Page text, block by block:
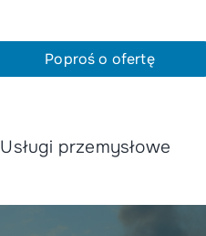
Poproś o ofertę
Usługi przemysłowe